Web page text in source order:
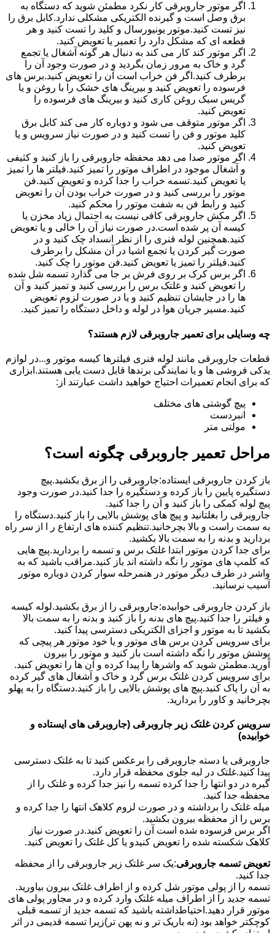
اگر موتور جاروبرقی کار نکرد مطمئن شوید که دستگاه به
برق وصل است و گیرنده الکتریکی مشکلی ندارد.کابل برق را
نیز تست کنید.موتور یونیورسال و کلید را تست کنید و هر
قطعه ای که مشکل دارد را تعمیر یا تعویض کنید.
اگر موتور کند کار می کند به دنبال هر گونه آشغال یا تجمع
گرد و خاک به مرور زمان بگردید و در صورت وجود آن را
برطرف کنید.اگر فن خراب است آن را تعویض کنید.برس های
فرسوده را تعویض کنید و بیرینگ های خشک را با روغن و یا
گریس سبک روغن کاری کنید و بیرینگ های فرسوده را
تعویض کنید.
اگر موتور متوقف می شود و دوباره کار می کند کابل برق
کلید موتور و فن را تست کنید و در صورت نیاز سرویس و یا
تعویض کنید.
اگر موتور صدا می دهد محفظه جاروبرقی را باز کنید و کثیفی
و آشغال موجود در اطراف موتور را تمیز کنید.فیلتر ها را تمیز
یا تعویض کنید.تسمه خراب را جدا کرده و تعویض کنید.فن
موتور را بررسی کنید و در صورت خراب بودن آن را تعویض
کنید و رابط فن به شفت موتور را محکم کنید.
اگر مکش جاروبرقی کافی نیست به احتمال زیاد مخزن یا
کیسه آن پر شده است.در صورت نیاز آن را خالی و یا تعویض
کنید.همچنین لوله فنری را از نظر انسداد چک کنید و در
صورت گیر کردن یا تجمع اشیا در آن مشکل را برطرف
کنید.فیلتر را تمیز یا تعویض کنید.فن موتور را چک کنید.
اگر برس کرک بر روی فرش بر جا می گذارد تسمه شل شده
را تعویض کنید و غلتک برس را بررسی کنید و تمیز کنید و آن
ها را در جایشان تنظیم کنید و یا در صورت لزوم تعویض
کنید.مسیر جریان هوا در لوله و داخل دستگاه را تمیز کنید.
چه وسایلی برای تعمیر جاروبرقی لازم هستند؟
قطعات جاروبرقی مانند لوله فنری فیلترها کیسه موتور و...در لوازم
یدکی فروشی ها و یا نمایندگی برندها قابل دست یابی هستند.ابزاری
که برای انجام تعمیرات احتیاج خواهید داشت عبارتند از:
پیچ گوشتی های مختلف
انبردست
مولتی متر
مراحل تعمیر جاروبرقی چگونه است؟
باز کردن جاروبرقی ایستاده:جاروبرقی را از برق بکشید.پیچ
دستگیره پایین را باز کرده و دستگیره را جدا کنید.در صورت وجود
پیچ لوله کمکی را باز کنید و آن را جدا کنید.
جاروبرقی را بغلتانید و پیچ های پوشش بالایی را باز کنید.دستگاه را
به سمت راست و بالا بچرخانید.تنظیم کننده های ارتفاع ر ا از سر راه
بردارید و بدنه را به سمت بالا بکشید.
برای جدا کردن موتور ابتدا غلتک برس و تسمه را بردارید.پیچ هایی
که کلمپ های موتور را نگه داشته اند باز کنید.مراقب باشید که به
واشر در طرف دیگر موتور در هنمرحله سوار کردن دوباره موتور
آسیب نرسانید.
باز کردن جاروبرقی خوابیده:جاروبرقی را از برق بکشید.لوله کیسه
و فیلتر را جدا کنید.پیچ های بدنه را باز کنید و بدنه را به سمت بالا
بکشید تا به موتور و اجزای الکتریکی دسترسی پیدا کنید.
برای سرویس کردن برس های موتور و یا خود موتور هر پیچی که
پوشش موتور را نگه داشته است باز کنید و موتور را بیرون
آورید.مطمئن شوید که واشرها را پیدا کرده و آن ها را تعویض کنید.
برای سرویس کردن غلتک برس گرد و خاک و آشغال های گیر کرده
به آن را پاک کنید.پیچ های پوشش بالایی را باز کنید.دستگاه را به پهلو
بچرخانید و کاور را بردارید.
سرویس کردن غلتک زیر جاروبرقی (جاروبرقی های ایستاده و
خوابیده)
جاروبرقی یا دسته جاروبرقی را برعکس کنید تا به غلتک دسترسی
پیدا کنید.غلتک در لبه جلوی محفظه قرار دارد.
گیره در دو انتها را جدا کرده تسمه را نیز جدا کرده و غلتک را از
محفظه جدا کنید.
میله غلتک را برداشته و در صورت لزوم کلاهک انتها را جدا کرده و
برس را از محفظه بیرون بکشید.
اگر برس فرسوده شده است آن را تعویض کنید.در صورت نیاز
کلاهک شکسته شده را تعویض کنیدو یا کل غلتک را تعویض کنید.
تعویض تسمه جاروبرقی:یک سر غلتک زیر جاروبرقی را از محفظه
جدا کنید.
تسمه را از پولی موتور شل کرده و از اطراف غلتک بیرون بیاورید.
تسمه جدید را از اطراف میله غلتک وارد کرده و در مجاور پولی های
موتور قرار دهید.احتیاطداشته باشید که تسمه جدید از تسمه قبلی
کوچکتر خواهد بود (نه باریک تر و نه پهن تر)زیرا تسمه قدیمی در اثر